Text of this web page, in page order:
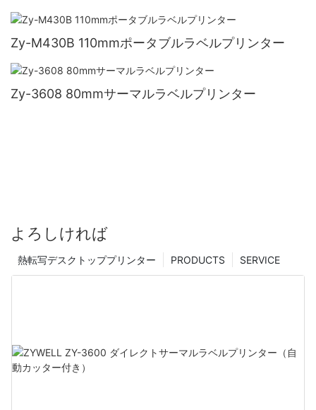
Zy-M430B 110mmポータブルラベルプリンター
Zy-3608 80mmサーマルラベルプリンター
よろしければ
SERVICE
PRODUCTS
熱転写デスクトッププリンター